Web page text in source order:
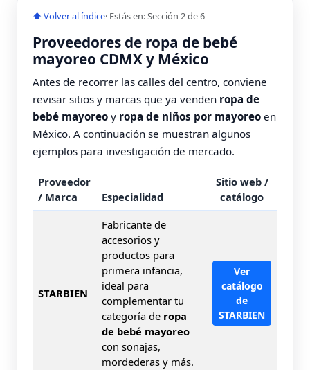
⬆ Volver al índice· Estás en: Sección 2 de 6
Proveedores de ropa de bebé
mayoreo CDMX y México
Antes de recorrer las calles del centro, conviene
revisar sitios y marcas que ya venden ropa de
bebé mayoreo y ropa de niños por mayoreo en
México. A continuación se muestran algunos
ejemplos para investigación de mercado.
Proveedor
/ Marca
Especialidad
Sitio web /
catálogo
STARBIEN
Fabricante de
accesorios y
productos para
primera infancia,
ideal para
complementar tu
categoría de ropa
de bebé mayoreo
con sonajas,
mordederas y más.
Ver
catálogo
de
STARBIEN